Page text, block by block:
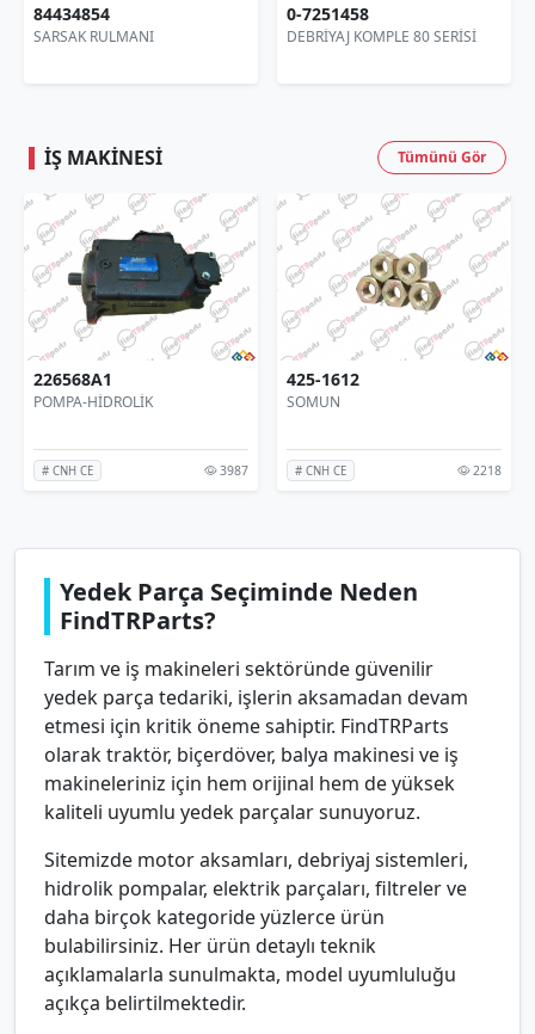
RULMANI
0-7251458
DEBRİYAJ KOMPLE 80 SERİSİ
İŞ MAKINESI Tümünü Gör
226568A1
POMPA-HİDROLİK
# CNH CE 3987
425-1612
SOMUN
# CNH CE 2218
Yedek Parça Seçiminde Neden
FindTRParts?
Tarım ve iş makineleri sektöründe güvenilir
yedek parça tedariki, işlerin aksamadan devam
etmesi için kritik öneme sahiptir. FindTRParts
olarak traktör, biçerdöver, balya makinesi ve iş
makineleriniz için hem orijinal hem de yüksek
kaliteli uyumlu yedek parçalar sunuyoruz.
Sitemizde motor aksamları, debriyaj sistemleri,
hidrolik pompalar, elektrik parçaları, filtreler ve
daha birçok kategoride yüzlerce ürün
bulabilirsiniz. Her ürün detaylı teknik
açıklamalarla sunulmakta, model uyumluluğu
açıkça belirtilmektedir.